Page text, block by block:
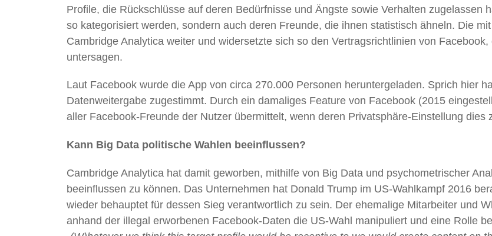
Profile, die Rückschlüsse auf deren Bedürfnisse und Ängste sowie Verhalten zugelassen
so kategorisiert werden, sondern auch deren Freunde, die ihnen statistisch ähneln. Die
Cambridge Analytica weiter und widersetzte sich so den Vertragsrichtlinien von
untersagen.
Laut Facebook wurde die App von circa 270.000 Personen heruntergeladen. Sprich hier
Datenweitergabe zugestimmt. Durch ein damaliges Feature von Facebook (2015
aller Facebook-Freunde der Nutzer übermittelt, wenn deren Privatsphäre-Einstellung dies
Kann Big Data politische Wahlen beeinflussen?
Cambridge Analytica hat damit geworben, mithilfe von Big Data und psychometrischer
beeinflussen zu können. Das Unternehmen hat Donald Trump im US-Wahlkampf 2016
wieder behauptet für dessen Sieg verantwortlich zu sein. Der ehemalige Mitarbeiter und
anhand der illegal erworbenen Facebook-Daten die US-Wahl manipuliert und eine Rolle